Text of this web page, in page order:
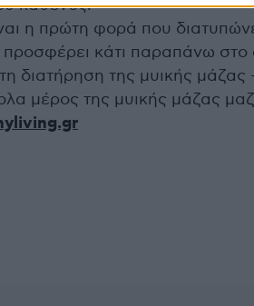
καθενός.
η πρώτη φορά που
κάτι παραπάνω
διατήρηση της μυικής μάζας
μέρος της μυικής μάζας